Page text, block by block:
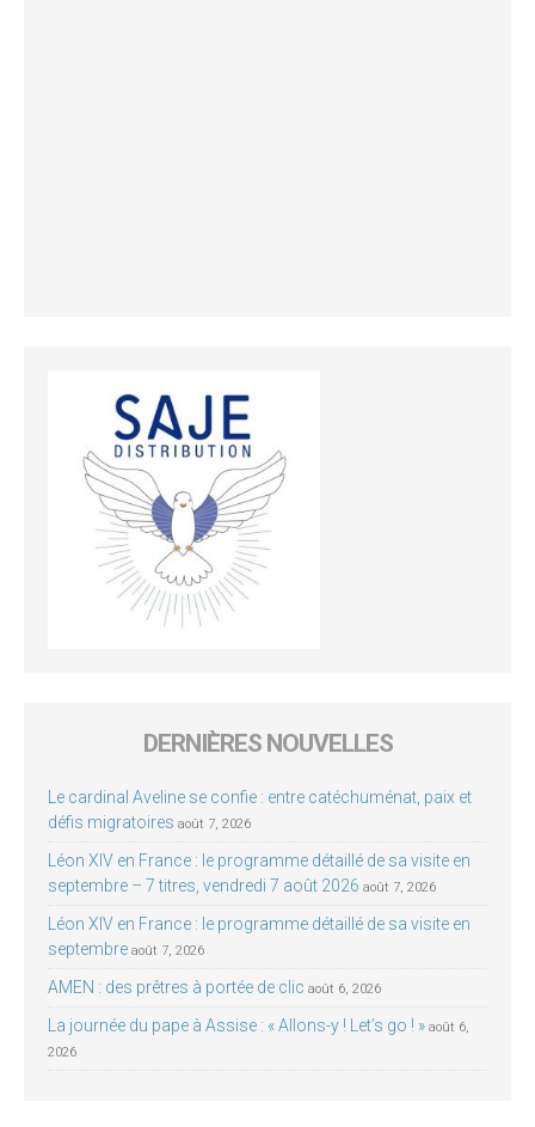
DERNIÈRES NOUVELLES
Le cardinal Aveline se confie : entre catéchuménat, paix et
défis migratoires août 7, 2026
Léon XIV en France : le programme détaillé de sa visite en
septembre – 7 titres, vendredi 7 août 2026 août 7, 2026
Léon XIV en France : le programme détaillé de sa visite en
septembre août 7, 2026
AMEN : des prêtres à portée de clic août 6, 2026
La journée du pape à Assise : « Allons-y ! Let’s go ! » août 6,
2026